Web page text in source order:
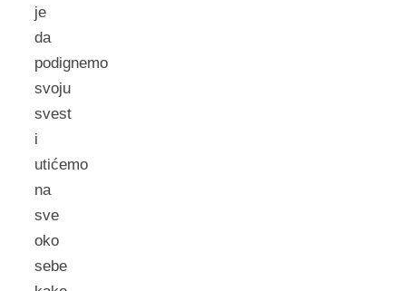
je
da
podignemo
svoju
svest
i
utićemo
na
sve
oko
sebe